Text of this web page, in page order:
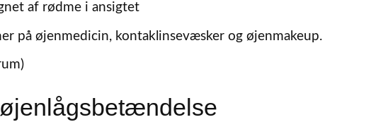
af rødme i ansigtet
på øjenmedicin, kontaklinsevæsker og øjenmakeup.